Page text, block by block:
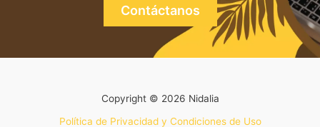
Contáctanos
Copyright © 2026 Nidalia
Política de Privacidad y Condiciones de Uso